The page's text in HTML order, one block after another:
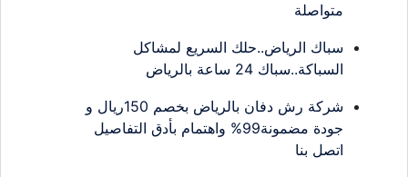
متواصلة
سباك الرياض..حلك السريع لمشاكل
السباكة..سباك 24 ساعة بالرياض
شركة رش دفان بالرياض بخصم 150ريال و
جودة مضمونة99% واهتمام بأدق التفاصيل
اتصل بنا